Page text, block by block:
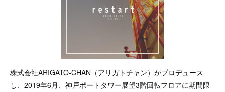
株式会社ARIGATO-CHAN（アリガトチャン）がプロデュース
し、2019年6月、神戸ポートタワー展望3階回転フロアに期間限